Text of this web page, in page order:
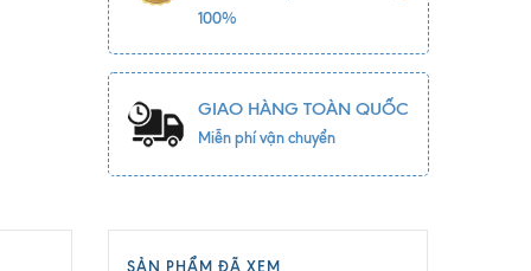
100%
GIAO HÀNG TOÀN QUỐC
Miễn phí vận chuyển
SẢN PHẨM ĐÃ XEM